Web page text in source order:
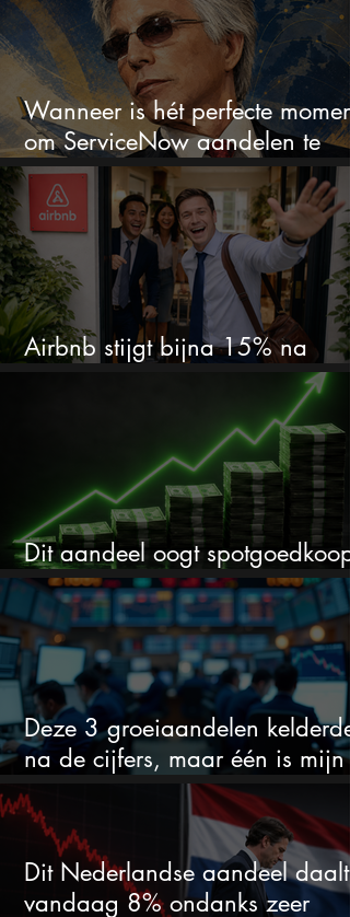
Wanneer is hét perfecte moment
om ServiceNow aandelen te
kopen?
Airbnb stijgt bijna 15% na
cijfers: vooral dit AI-cijfer valt op
Dit aandeel oogt spotgoedkoop
voor hoeveel het kan stijgen
Deze 3 groeiaandelen
na de cijfers, maar één is mijn
duidelijke favoriet
Dit Nederlandse aandeel daalt
vandaag 8% ondanks zeer